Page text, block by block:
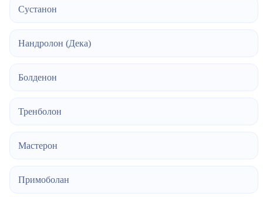
Сустанон
Нандролон (Дека)
Болденон
Тренболон
Мастерон
Примоболан